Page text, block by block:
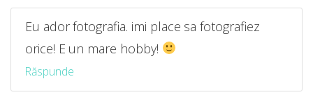
Eu ador fotografia. imi place sa fotografiez
orice! E un mare hobby!
Răspunde